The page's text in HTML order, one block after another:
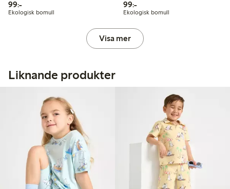
99:-99,00 kr
Ekologisk bomull
99:-99,00 kr
Ekologisk bomull
Visa mer
Liknande produkter